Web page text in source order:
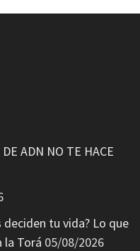
ADN NO TE HACE
deciden tu vida? Lo que
la Torá 05/08/2026